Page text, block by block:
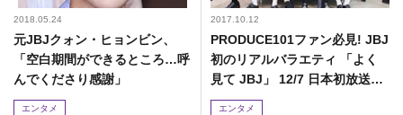
2018.05.24
元JBJクォン・ヒョンビン、
「空白期間ができるところ…呼
んでくださり感謝」
エンタメ
2017.10.12
PRODUCE101ファン必見! JBJ
初のリアルバラエティ 「よく
見て JBJ」 12/7 日本初放送決
定!!
エンタメ